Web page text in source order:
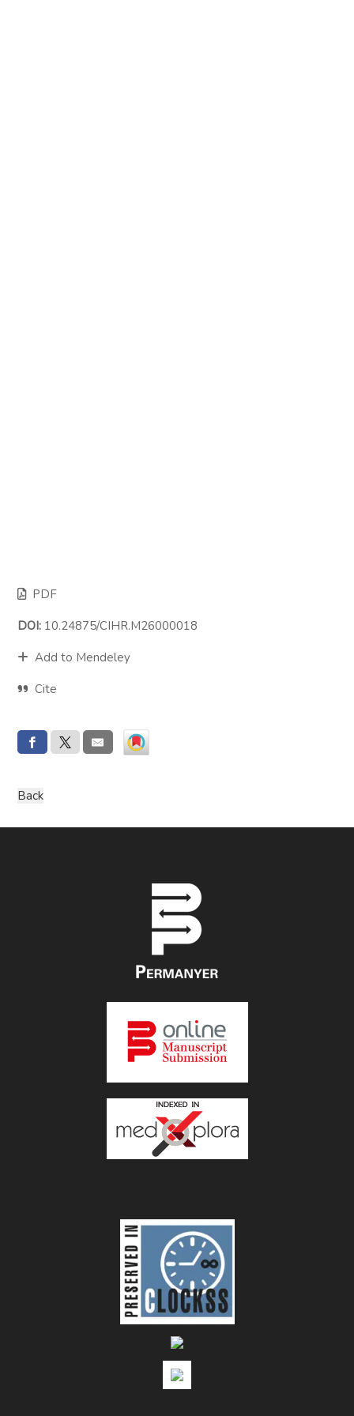
PDF
DOI: 10.24875/CIHR.M26000018
Add to Mendeley
Cite